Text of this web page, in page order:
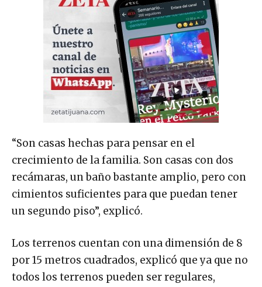
“Son casas hechas para pensar en el
crecimiento de la familia. Son casas con dos
recámaras, un baño bastante amplio, pero con
cimientos suficientes para que puedan tener
un segundo piso”, explicó.
Los terrenos cuentan con una dimensión de 8
por 15 metros cuadrados, explicó que ya que no
todos los terrenos pueden ser regulares,